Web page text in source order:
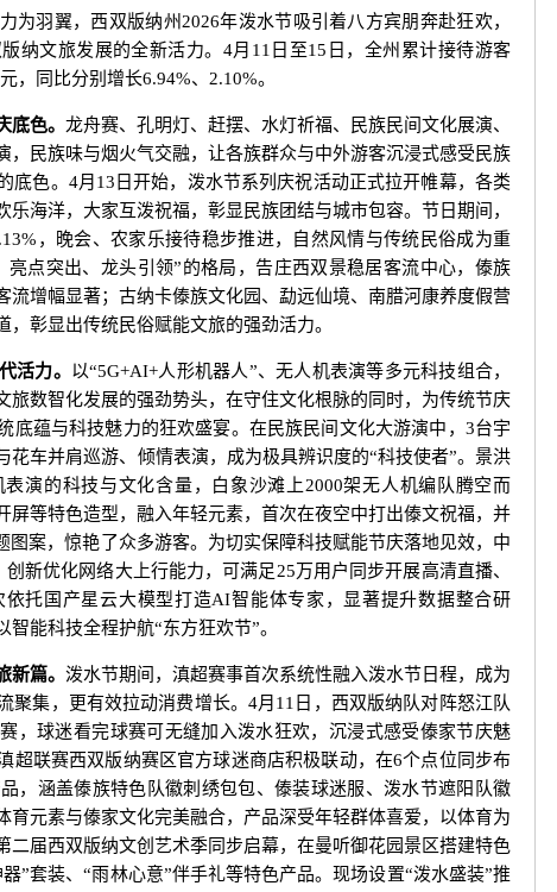
羽翼，西双版纳州2026年泼水节吸引着八方宾朋奔赴狂欢，
纳文旅发展的全新活力。4月11日至15日，全州累计接待游客
，同比分别增长6.94%、2.10%。
底色。 龙舟赛、孔明灯、赶摆、水灯祈福、民族民间文化展演、
，民族味与烟火气交融，让各族群众与中外游客沉浸式感受民族
底色。4月13日开始，泼水节系列庆祝活动正式拉开帷幕，各类
乐海洋，大家互泼祝福，彰显民族团结与城市包容。节日期间，
，晚会、农家乐接待稳步推进，自然风情与传统民俗成为重
点突出、龙头引领”的格局，告庄西双景稳居客流中心，傣族
流增幅显著；古纳卡傣族文化园、勐远仙境、南腊河康养度假营
彰显出传统民俗赋能文旅的强劲活力。
活力。 以“5G+AI+人形机器人”、无人机表演等多元科技组合，
旅数智化发展的强劲势头，在守住文化根脉的同时，为传统节庆
底蕴与科技魅力的狂欢盛宴。在民族民间文化大游演中，3台宇
花车并肩巡游、倾情表演，成为极具辨识度的“科技使者”。景洪
演的科技与文化含量，白象沙滩上2000架无人机编队腾空而
屏等特色造型，融入年轻元素，首次在夜空中打出傣文祝福，并
图案，惊艳了众多游客。为切实保障科技赋能节庆落地见效，中
新优化网络大上行能力，可满足25万用户同步开展高清直播、
托国产星云大模型打造AI智能体专家，显著提升数据整合研
能科技全程护航“东方狂欢节”。
新篇。 泼水节期间，滇超赛事首次系统性融入泼水节日程，成为
聚集，更有效拉动消费增长。4月11日，西双版纳队对阵怒江队
，球迷看完球赛可无缝加入泼水狂欢，沉浸式感受傣家节庆魅
超联赛西双版纳赛区官方球迷商店积极联动，在6个点位同步布
，涵盖傣族特色队徽刺绣包包、傣装球迷服、泼水节遮阳队徽
育元素与傣家文化完美融合，产品深受年轻群体喜爱，以体育为
二届西双版纳文创艺术季同步启幕，在曼听御花园景区搭建特色
”套装、“雨林心意”伴手礼等特色产品。现场设置“泼水盛装”推